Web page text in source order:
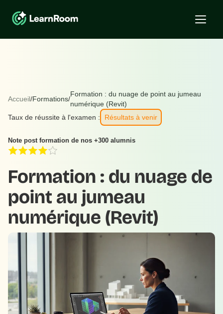
Accueil/Formations/
Formation : du nuage de point au jumeau
numérique (Revit)
Taux de réussite à l'examen :
Résultats à venir
Note post formation de nos +300 alumnis
Formation : du nuage de
point au jumeau
numérique (Revit)